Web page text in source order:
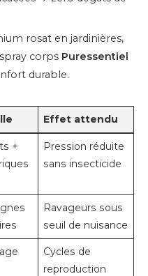
rosat en jardinières,
corps Puressentiel
durable.
Effet attendu
+
Pression réduite
sans insecticide
Ravageurs sous
seuil de nuisance
Cycles de
reproduction